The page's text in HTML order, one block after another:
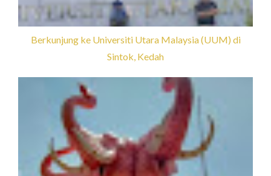
Berkunjung ke Universiti Utara Malaysia (UUM) di
Sintok, Kedah